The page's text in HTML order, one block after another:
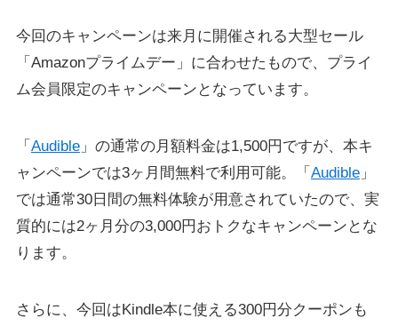
今回のキャンペーンは来月に開催される大型セール
「Amazonプライムデー」に合わせたもので、プライ
ム会員限定のキャンペーンとなっています。
「 Audible」の通常の月額料金は1,500円ですが、本キ
ャンペーンでは3ヶ月間無料で利用可能。「 Audible」
では通常30日間の無料体験が用意されていたので、実
質的には2ヶ月分の3,000円おトクなキャンペーンとな
ります。
さらに、今回はKindle本に使える300円分クーポンも